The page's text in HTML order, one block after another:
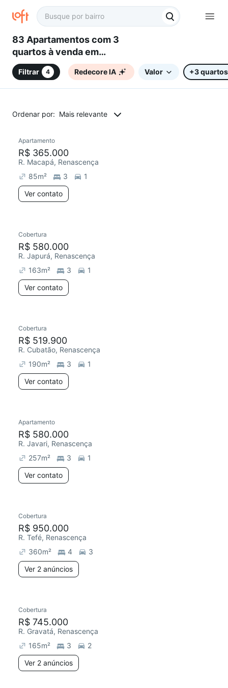
83 Apartamentos com 3
quartos à venda em
Renascença, Belo Horizonte,
MG
Filtrar 4 Redecore IA Valor +3 quartos
Ordenar por: Mais relevante
Redecorar
Apartamento
R$ 365.000
R. Macapá, Renascença
85m² 3
1
Ver contato
Cobertura
R$ 580.000
R. Japurá, Renascença
163m² 3
1
Ver contato
Cobertura
R$ 519.900
R. Cubatão, Renascença
190m² 3
1
Ver contato
Redecorar
Apartamento
R$ 580.000
R. Javari, Renascença
257m² 3
1
Ver contato
Redecorar
Cobertura
R$ 950.000
R. Tefé, Renascença
360m² 4
3
Ver 2 anúncios
Cobertura
R$ 745.000
R. Gravatá, Renascença
165m² 3
2
Ver 2 anúncios